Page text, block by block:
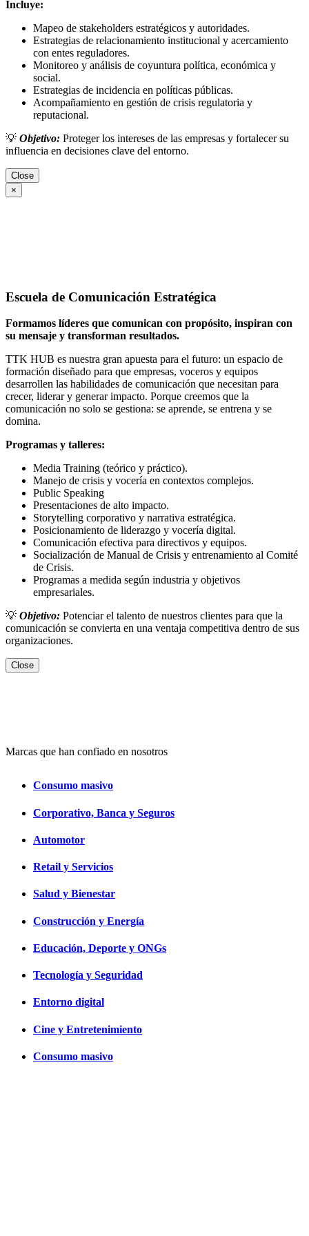
Incluye:
Mapeo de stakeholders estratégicos y autoridades.
Estrategias de relacionamiento institucional y acercamiento
con entes reguladores.
Monitoreo y análisis de coyuntura política, económica y
social.
Estrategias de incidencia en políticas públicas.
Acompañamiento en gestión de crisis regulatoria y
reputacional.
💡 Objetivo: Proteger los intereses de las empresas y fortalecer su
influencia en decisiones clave del entorno.
Close
×
Escuela de Comunicación Estratégica
Formamos líderes que comunican con propósito, inspiran con
su mensaje y transforman resultados.
TTK HUB es nuestra gran apuesta para el futuro: un espacio de
formación diseñado para que empresas, voceros y equipos
desarrollen las habilidades de comunicación que necesitan para
crecer, liderar y generar impacto. Porque creemos que la
comunicación no solo se gestiona: se aprende, se entrena y se
domina.
Programas y talleres:
Media Training (teórico y práctico).
Manejo de crisis y vocería en contextos complejos.
Public Speaking
Presentaciones de alto impacto.
Storytelling corporativo y narrativa estratégica.
Posicionamiento de liderazgo y vocería digital.
Comunicación efectiva para directivos y equipos.
Socialización de Manual de Crisis y entrenamiento al Comité
de Crisis.
Programas a medida según industria y objetivos
empresariales.
💡 Objetivo: Potenciar el talento de nuestros clientes para que la
comunicación se convierta en una ventaja competitiva dentro de sus
organizaciones.
Close
Marcas que han confiado en nosotros
Consumo masivo
Corporativo, Banca y Seguros
Automotor
Retail y Servicios
Salud y Bienestar
Construcción y Energía
Educación, Deporte y ONGs
Tecnología y Seguridad
Entorno digital
Cine y Entretenimiento
Consumo masivo